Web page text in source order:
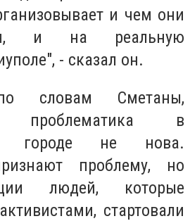
и чем они
и на реальную
- сказал он.
словам Сметаны,
проблематика в
городе не нова.
проблему, но
людей, которые
стартовали